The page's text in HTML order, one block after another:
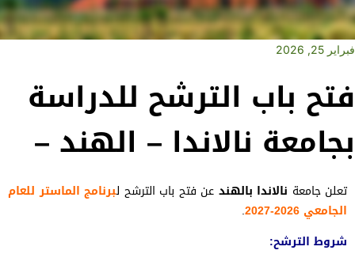
فبراير 25, 2026
فتح باب الترشح للدراسة
بجامعة نالاندا – الهند –
تعلنجامعة نالاندا بالهند عن فتح باب الترشح لبرنامج الماستر للعام
الجامعي 2026-2027
.
شروط الترشح: